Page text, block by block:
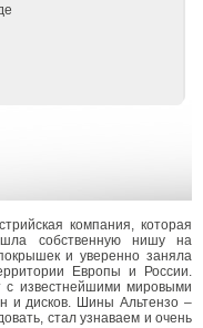
компания, которая
собственную нишу на
и уверенно заняла
Европы и России.
с известнейшими мировыми
и дисков. Шины Альтензо –
стал узнаваем и очень